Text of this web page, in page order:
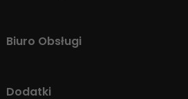
Biuro Obsługi
Dodatki